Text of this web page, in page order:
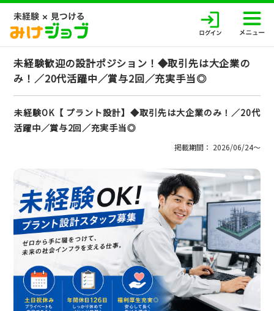
未経験歓迎の設計ポジション！◆取引先は大企業の
み！／20代活躍中／賞与2回／充実手当◎
未経験OK【 プラント設計】◆取引先は大企業のみ！／20代
活躍中／賞与2回／充実手当◎
掲載期間： 2026/06/24〜